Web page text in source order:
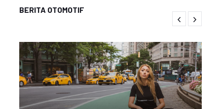
BERITA OTOMOTIF